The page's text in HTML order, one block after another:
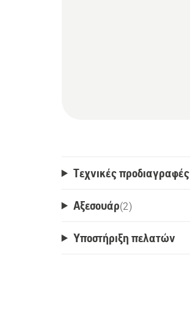
Τεχνικές προδιαγραφές
Αξεσουάρ(2)
Υποστήριξη πελατών